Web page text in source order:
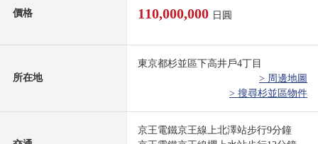
價格 110,000,000 日圓
所在地
東京都杉並區下高井戶4丁目
> 周邊地圖
> 搜尋杉並區物件
京王電鐵京王線上北澤站步行9分鐘